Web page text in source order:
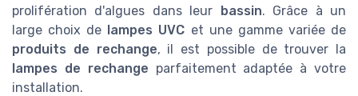
prolifération d'algues dans leur bassin. Grâce à un
large choix de lampes UVC et une gamme variée de
produits de rechange, il est possible de trouver la
lampes de rechange parfaitement adaptée à votre
installation.